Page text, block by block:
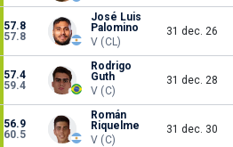
57.8
57.8
José Luis
Palomino
V (CL)
31 dec. 26
57.4
59.4
Rodrigo
Guth
V (C)
31 dec. 28
56.9
60.5
Román
Riquelme
V (C)
31 dec. 30